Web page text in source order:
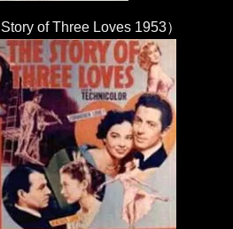
of Three Loves 1953）